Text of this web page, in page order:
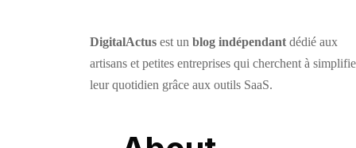
DigitalActus est un blog indépendant dédié aux
artisans et petites entreprises qui cherchent à
leur quotidien grâce aux outils SaaS.